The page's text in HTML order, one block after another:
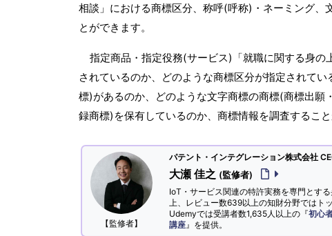
相談」における商標区分、称呼(呼称)・ネーミング
とができます。
指定商品・指定役務(サービス)「就職に関する身
されているのか、どのような商標区分が指定されて
標)があるのか、どのような文字商標の商標(商標出
録商標)を保有しているのか、商標情報を調査すること
【監修者】
パテント・インテグレーション株式会社
大瀬 佳之 (監修者)
IoT・サービス関連の特許実務を専門とす
上、レビュー数639以上の知財分野ではト
Udemyでは受講者数1,635人以上の『初心
講座 』を提供。